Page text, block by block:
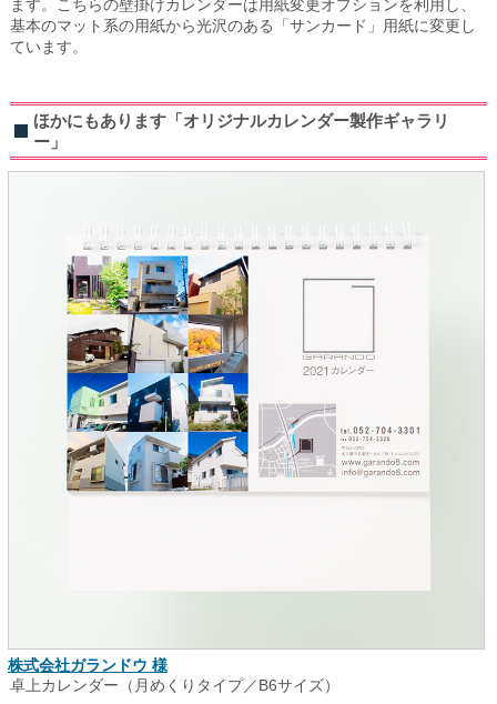
ます。こちらの壁掛けカレンダーは用紙変更オプションを利用し、
基本のマット系の用紙から光沢のある「サンカード」用紙に変更し
ています。
ほかにもあります「オリジナルカレンダー製作ギャラリ
ー」
株式会社ガランドウ 様
卓上カレンダー（月めくりタイプ／B6サイズ）